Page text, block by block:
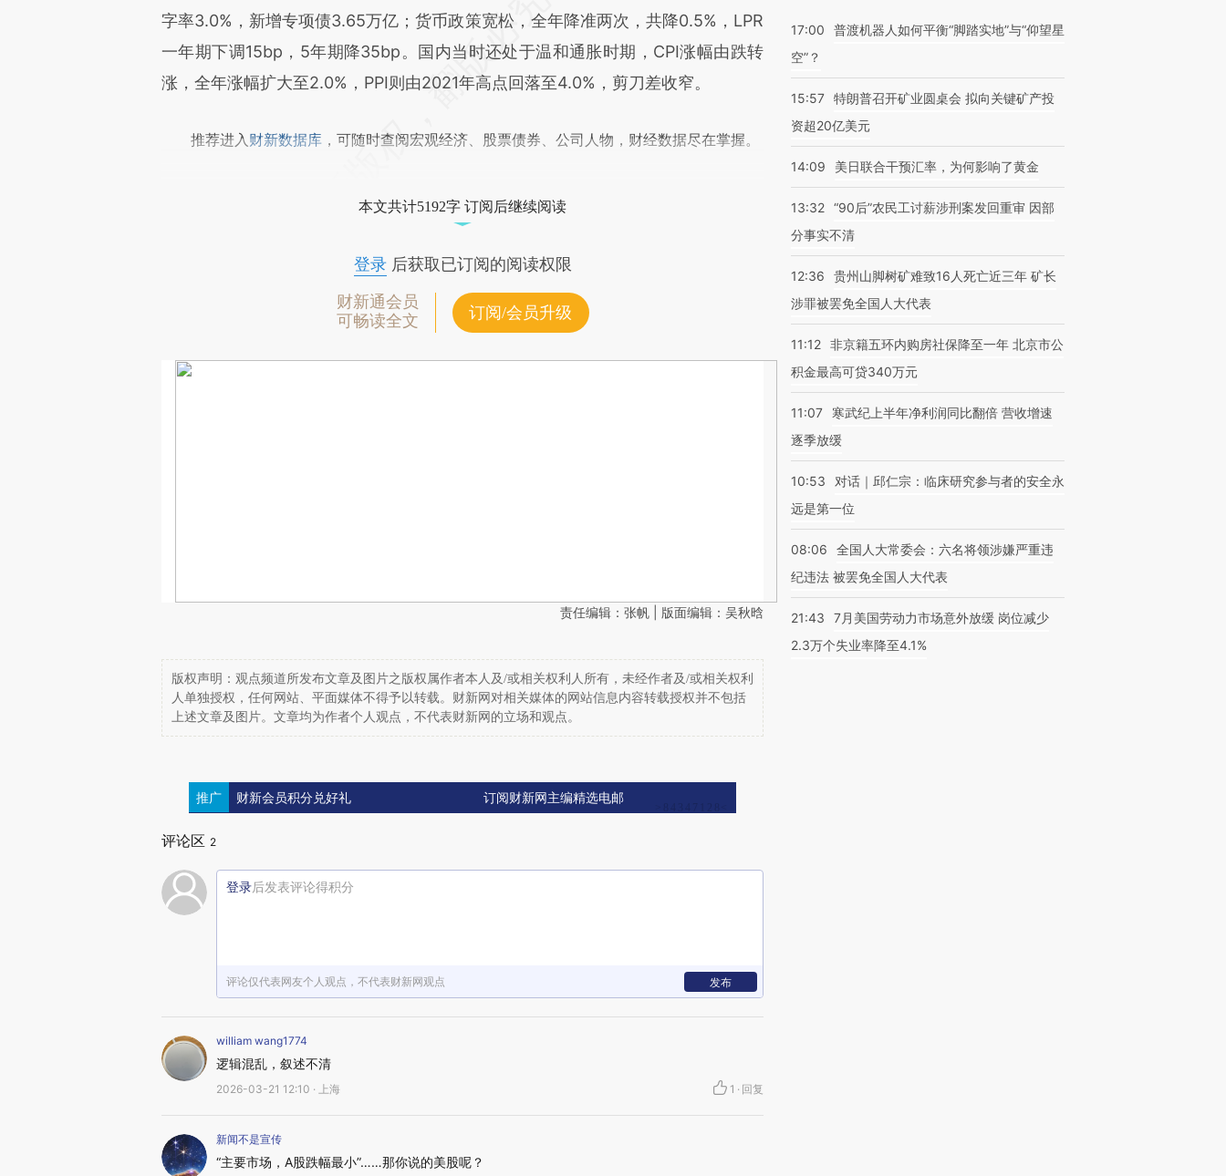
字率3.0%，新增专项债3.65万亿；货币政策宽松，全年降准两次，共降0.5%，LPR
一年期下调15bp，5年期降35bp。国内当时还处于温和通胀时期，CPI涨幅由跌转
涨，全年涨幅扩大至2.0%，PPI则由2021年高点回落至4.0%，剪刀差收窄。
推荐进入 财新数据库 ，可随时查阅宏观经济、股票债券、公司人物，财经数据尽在掌握。
本文共计5192字 订阅后继续阅读
登录后获取已订阅的阅读权限
财新通会员
可畅读全文
订阅/会员升级
责任编辑：张帆 | 版面编辑：吴秋晗
版权声明：观点频道所发布文章及图片之版权属作者本人及/或相关权利人所有，未经作者及/或相关权利
人单独授权，任何网站、平面媒体不得予以转载。财新网对相关媒体的网站信息内容转载授权并不包括
上述文章及图片。文章均为作者个人观点，不代表财新网的立场和观点。
推广 财新会员积分兑好礼 订阅财新网主编精选电邮
评论区 2
登录后发表评论得积分
评论仅代表网友个人观点，不代表财新网观点 发布
william wang1774
逻辑混乱，叙述不清
2026-03-21 12:10 · 上海 1 · 回复
新闻不是宣传
“主要市场，A股跌幅最小”……那你说的美股呢？
17:00
普渡机器人如何平衡“脚踏实地”与“仰望星
空”？
15:57 特朗普召开矿业圆桌会 拟向关键矿产投
资超20亿美元
14:09 美日联合干预汇率，为何影响了黄金
13:32 “90后”农民工讨薪涉刑案发回重审 因部
分事实不清
12:36
贵州山脚树矿难致16人死亡近三年 矿长
涉罪被罢免全国人大代表
11:12 非京籍五环内购房社保降至一年 北京市公
积金最高可贷340万元
11:07
寒武纪上半年净利润同比翻倍 营收增速
逐季放缓
10:53
对话｜邱仁宗：临床研究参与者的安全永
远是第一位
08:06
全国人大常委会：六名将领涉嫌严重违
纪违法 被罢免全国人大代表
21:43
7月美国劳动力市场意外放缓 岗位减少
2.3万个失业率降至4.1%